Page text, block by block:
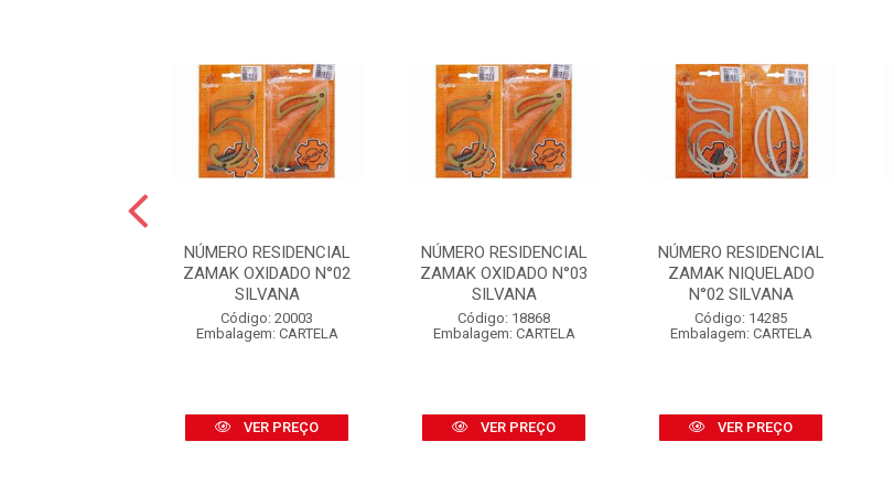
NÚMERO RESIDENCIAL
ZAMAK OXIDADO N°02
SILVANA
Código: 20003
Embalagem: CARTELA
VER PREÇO
NÚMERO RESIDENCIAL
ZAMAK OXIDADO N°03
SILVANA
Código: 18868
Embalagem: CARTELA
VER PREÇO
NÚMERO RESIDENCIAL
ZAMAK NIQUELADO
N°02 SILVANA
Código: 14285
Embalagem: CARTELA
VER PREÇO